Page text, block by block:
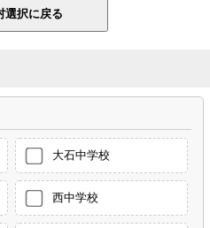
大石中学校
西中学校